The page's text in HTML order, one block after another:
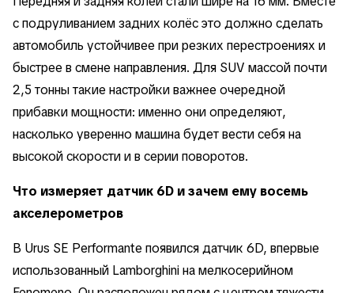
с подруливанием задних колёс это должно сделать
автомобиль устойчивее при резких перестроениях и
быстрее в смене направления. Для SUV массой почти
2,5 тонны такие настройки важнее очередной
прибавки мощности: именно они определяют,
насколько уверенно машина будет вести себя на
высокой скорости и в серии поворотов.
Что измеряет датчик 6D и зачем ему восемь
акселерометров
В Urus SE Performante появился датчик 6D, впервые
использованный Lamborghini на мелкосерийном